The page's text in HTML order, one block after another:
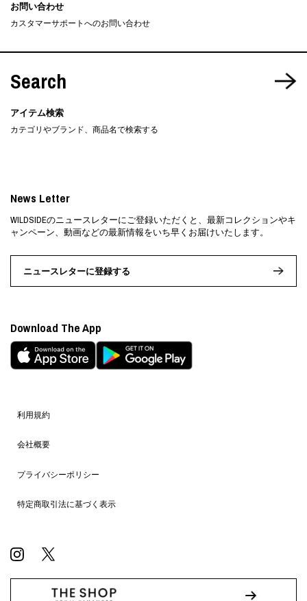
お問い合わせ
カスタマーサポートへのお問い合わせ
Search
アイテム検索
カテゴリやブランド、商品名で検索する
利用規約
会社概要
プライバシーポリシー
特定商取引法に基づく表示
News Letter
WILDSIDEのニュースレターにご登録いただくと、最新コレクションやキ
ャンペーン、動画などの最新情報をいち早くお届けいたします。
ニュースレターに登録する
Download The App